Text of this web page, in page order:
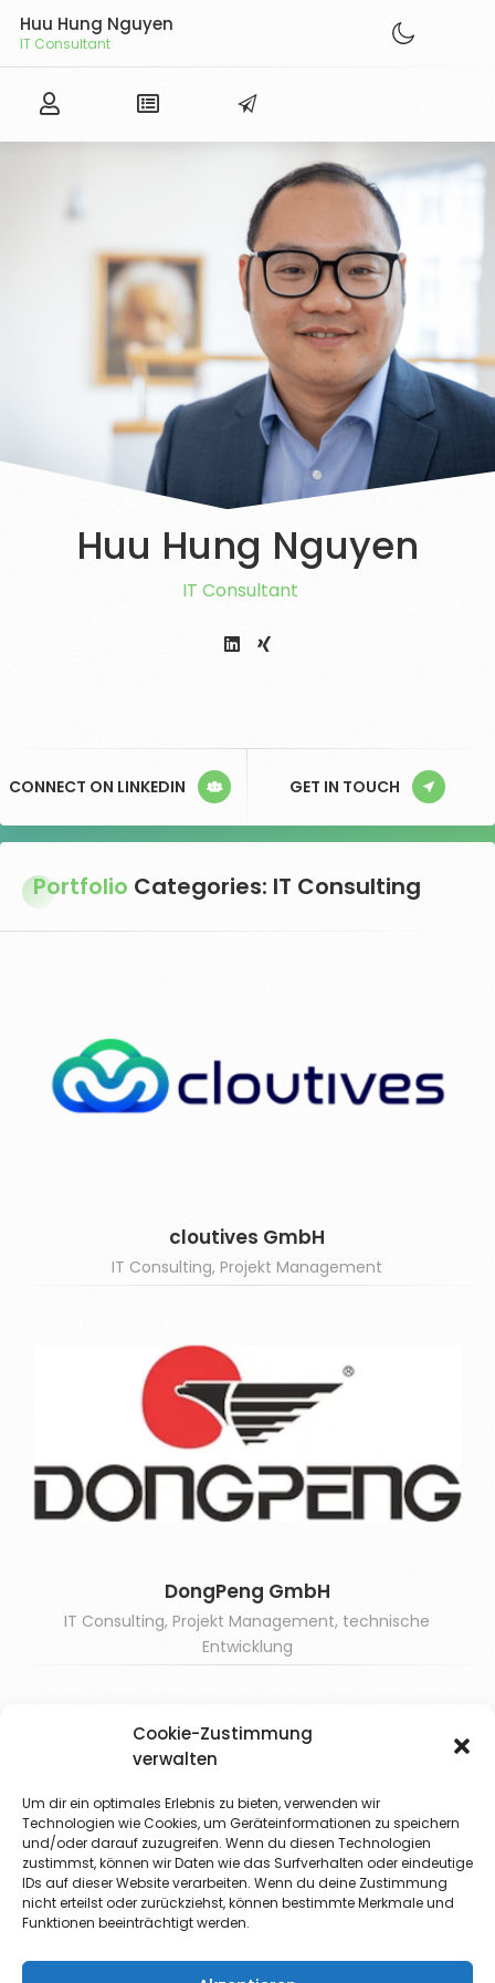
Cookie-Zustimmung
verwalten
Um dir ein optimales Erlebnis zu bieten, verwenden wir
Technologien wie Cookies, um Geräteinformationen zu speichern
und/oder darauf zuzugreifen. Wenn du diesen Technologien
zustimmst, können wir Daten wie das Surfverhalten oder eindeutige
IDs auf dieser Website verarbeiten. Wenn du deine Zustimmung
nicht erteilst oder zurückziehst, können bestimmte Merkmale und
Funktionen beeinträchtigt werden.
Huu Hung Nguyen
IT Consultant
Huu Hung Nguyen
IT Consultan
CONNECT ON LINKEDIN GET IN TOUCH
Portfolio Categories: IT Consulting
cloutives GmbH
IT Consulting, Projekt Management
DongPeng GmbH
IT Consulting, Projekt Management, technische
Entwicklung